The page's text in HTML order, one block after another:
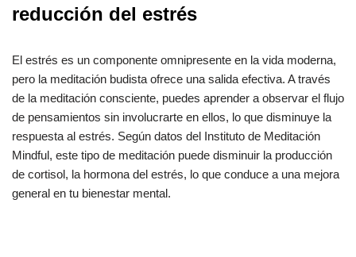
reducción del estrés
El estrés es un componente omnipresente en la vida moderna,
pero la meditación budista ofrece una salida efectiva. A través
de la meditación consciente, puedes aprender a observar el flujo
de pensamientos sin involucrarte en ellos, lo que disminuye la
respuesta al estrés. Según datos del Instituto de Meditación
Mindful, este tipo de meditación puede disminuir la producción
de cortisol, la hormona del estrés, lo que conduce a una mejora
general en tu bienestar mental.